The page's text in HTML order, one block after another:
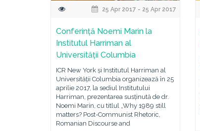
25 Apr 2017 - 25 Apr 2017
Conferință Noemi Marin la
Institutul Harriman al
Universității Columbia
ICR New York și Institutul Harriman al
Universității Columbia organizează în 25
aprilie 2017, la sediul Institutului
Harriman, prezentarea susținută de dr.
Noemi Marin, cu titlul „Why 1989 still
matters? Post-Communist Rhetoric,
Romanian Discourse and